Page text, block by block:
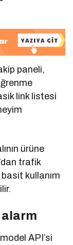
paneli,
link listesi
ürüne
trafik
basit kullanım
alarm
API’si